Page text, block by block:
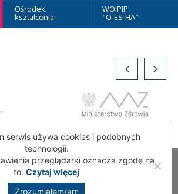
Ośrodek
kształcenia
WOIPIP
"O-ES-HA"
Warszawska Okręgowa Izba
serwis używa cookies i podobnych
technologii.
przeglądarki oznacza zgodę na
to. Czytaj więcej
Zrozumiałem/am